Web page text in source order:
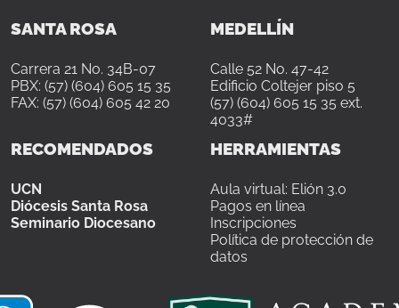
SANTA ROSA
Carrera 21 No. 34B-07
PBX: (57) (604) 605 15 35
FAX: (57) (604) 605 42 20
MEDELLÍN
Calle 52 No. 47-42
Edificio Coltejer piso 5
(57) (604) 605 15 35 ext.
4033#
RECOMENDADOS
UCN
Diócesis Santa Rosa
Seminario Diocesano
HERRAMIENTAS
Aula virtual: Elión 3.0
Pagos en línea
Inscripciones
Política de protección de
datos